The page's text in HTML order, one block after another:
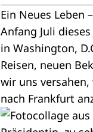
Ein Neues Leben
Anfang Juli
in Washington,
Reisen, neuen
wir uns
nach Frankfurt